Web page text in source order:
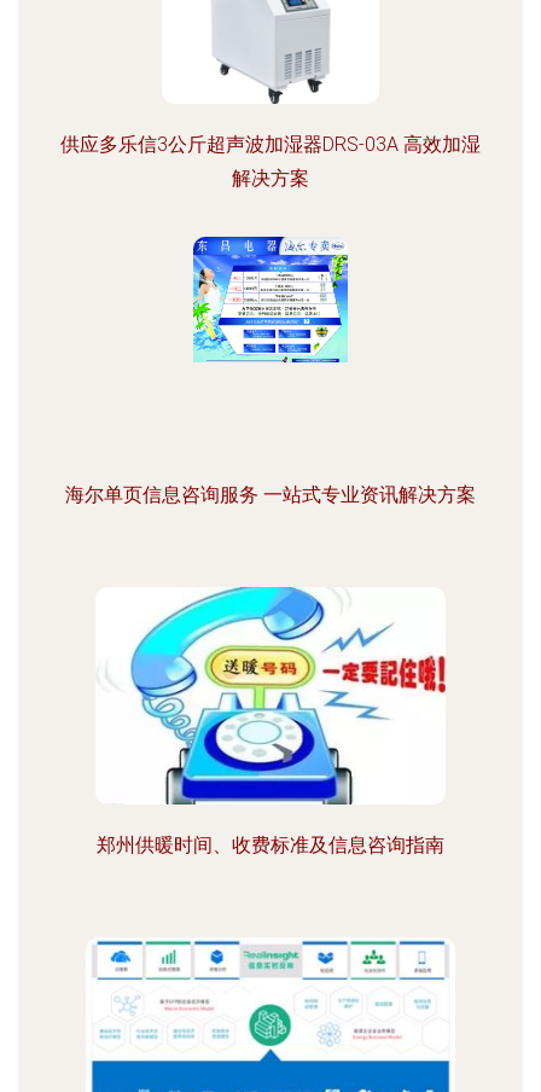
供应多乐信3公斤超声波加湿器DRS-03A 高效加湿
解决方案
海尔单页信息咨询服务 一站式专业资讯解决方案
郑州供暖时间、收费标准及信息咨询指南